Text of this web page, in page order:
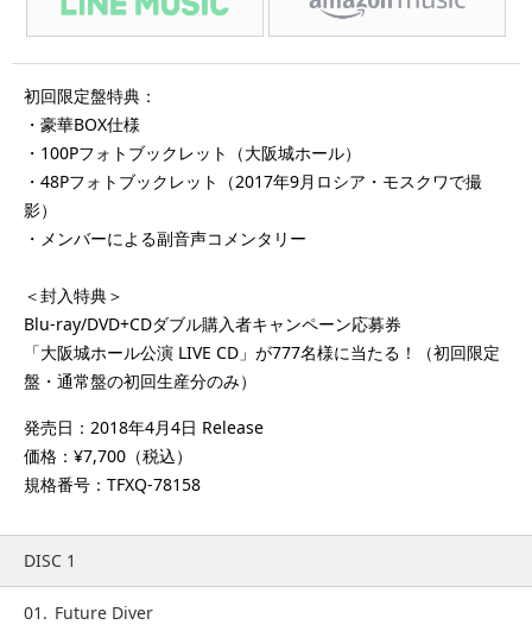
初回限定盤特典：
・豪華BOX仕様
・100Pフォトブックレット（大阪城ホール）
・48Pフォトブックレット（2017年9月ロシア・モスクワで撮
影）
・メンバーによる副音声コメンタリー
＜封入特典＞
Blu-ray/DVD+CDダブル購入者キャンペーン応募券
「大阪城ホール公演 LIVE CD」が777名様に当たる！（初回限定
盤・通常盤の初回生産分のみ）
発売日：2018年4月4日 Release
価格：¥7,700（税込）
規格番号：TFXQ-78158
DISC 1
01. Future Diver